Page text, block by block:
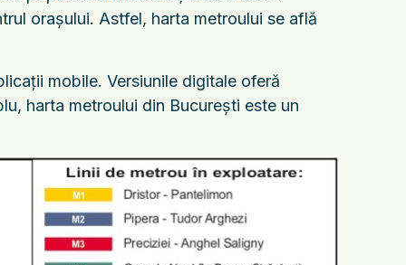
orașului. Astfel, harta metroului se află
mobile. Versiunile digitale oferă
harta metroului din București este un